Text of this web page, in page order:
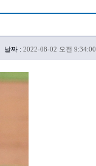
날짜 : 2022-08-02 오전 9:34:00